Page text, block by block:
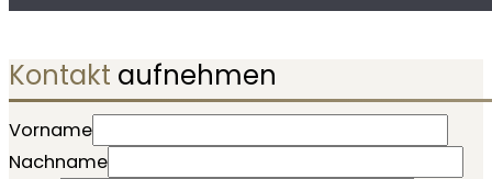
Kontakt aufnehmen
Vorname
Nachname